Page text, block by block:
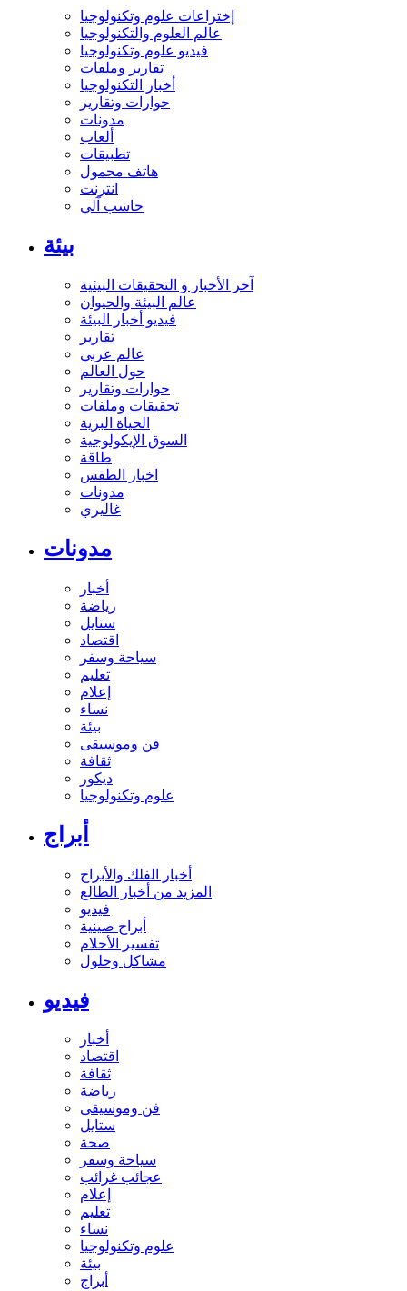
إختراعات علوم وتكنولوجيا
عالم العلوم والتكنولوجيا
فيديو علوم وتكنولوجيا
تقارير وملفات
أخبار التكنولوجيا
حوارات وتقارير
مدونات
ألعاب
تطبيقات
هاتف محمول
انترنت
حاسب آلي
بيئة
آخر الأخبار و التحقيقات البيئية
عالم البيئة والحيوان
فيديو أخبار البيئة
تقارير
عالم عربي
حول العالم
حوارات وتقارير
تحقيقات وملفات
الحياة البرية
السوق الإيكولوجية
طاقة
اخبار الطقس
مدونات
غاليري
مدونات
أخبار
رياضة
ستايل
اقتصاد
سياحة وسفر
تعليم
إعلام
نساء
بيئة
فن وموسيقى
ثقافة
ديكور
علوم وتكنولوجيا
أبراج
أخبار الفلك والأبراج
المزيد من أخبار الطالع
فيديو
أبراج صينية
تفسير الأحلام
مشاكل وحلول
فيديو
أخبار
اقتصاد
ثقافة
رياضة
فن وموسيقى
ستايل
صحة
سياحة وسفر
عجائب غرائب
إعلام
تعليم
نساء
علوم وتكنولوجيا
بيئة
أبراج